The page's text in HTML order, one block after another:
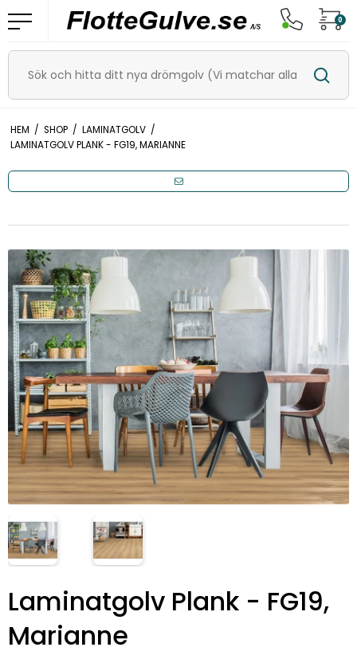
0
HEM / SHOP / LAMINATGOLV /
LAMINATGOLV PLANK - FG19, MARIANNE
Laminatgolv Plank - FG19,
Marianne